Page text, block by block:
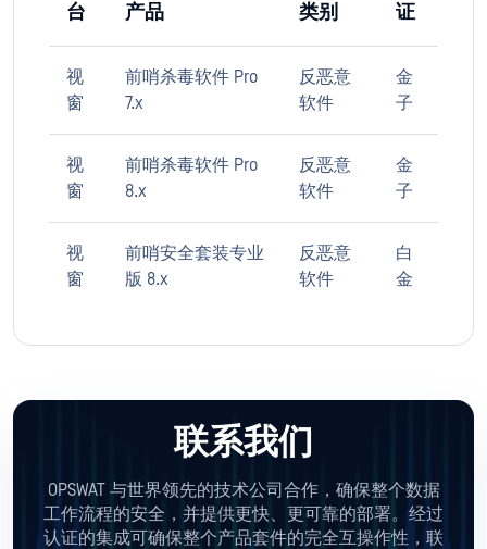
台
产品 类别
证
视
窗
前哨杀毒软件 Pro
7.x
反恶意
软件
金
子
视
窗
前哨杀毒软件 Pro
8.x
反恶意
软件
金
子
视
窗
前哨安全套装专业
版 8.x
反恶意
软件
白
金
联系我们
OPSWAT 与世界领先的技术公司合作，确保整个数据
工作流程的安全，并提供更快、更可靠的部署。经过
认证的集成可确保整个产品套件的完全互操作性，联